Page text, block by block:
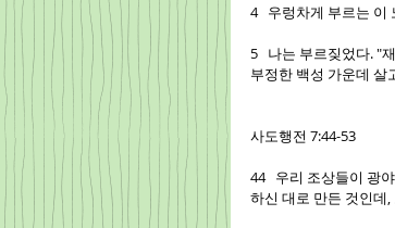
4   우렁차게 부르는
5   나는 부르짖었다.
부정한 백성 가운데 살
사도행전 7:44-53
44   우리 조상들이
하신 대로 만든 것인데